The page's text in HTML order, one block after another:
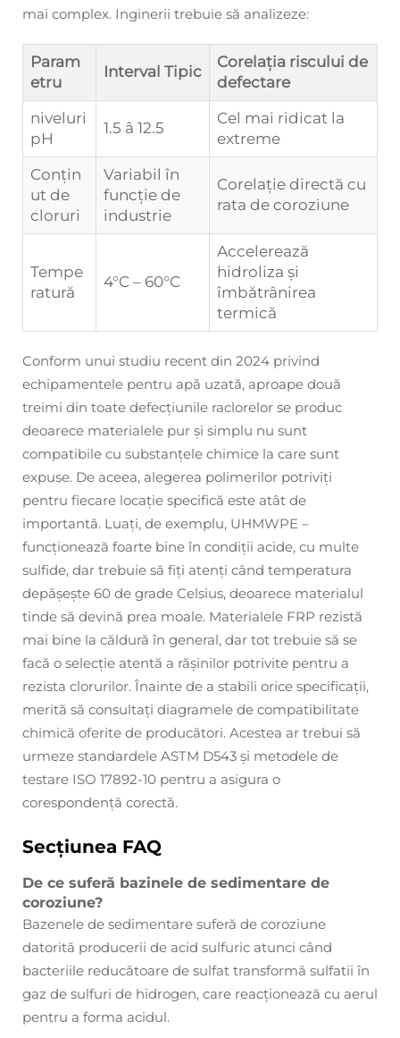
mai complex. Inginerii trebuie să analizeze:
Param
etru
Interval Tipic
Corelația riscului de
defectare
niveluri
pH
1.5 â 12.5
Cel mai ridicat la
extreme
Conţin
ut de
cloruri
Variabil în
funcție de
industrie
Corelație directă cu
rata de coroziune
Tempe
ratură
4°C – 60°C
Accelerează
hidroliza și
îmbătrânirea
termică
Conform unui studiu recent din 2024 privind
echipamentele pentru apă uzată, aproape două
treimi din toate defecțiunile raclorelor se produc
deoarece materialele pur și simplu nu sunt
compatibile cu substanțele chimice la care sunt
expuse. De aceea, alegerea polimerilor potriviți
pentru fiecare locație specifică este atât de
importantă. Luați, de exemplu, UHMWPE –
funcționează foarte bine în condiții acide, cu multe
sulfide, dar trebuie să fiți atenți când temperatura
depășește 60 de grade Celsius, deoarece materialul
tinde să devină prea moale. Materialele FRP rezistă
mai bine la căldură în general, dar tot trebuie să se
facă o selecție atentă a rășinilor potrivite pentru a
rezista clorurilor. Înainte de a stabili orice specificații,
merită să consultați diagramele de compatibilitate
chimică oferite de producători. Acestea ar trebui să
urmeze standardele ASTM D543 și metodele de
testare ISO 17892-10 pentru a asigura o
corespondență corectă.
Secțiunea FAQ
De ce suferă bazinele de sedimentare de
coroziune?
Bazenele de sedimentare suferă de coroziune
datorită producerii de acid sulfuric atunci când
bacteriile reducătoare de sulfat transformă sulfatii în
gaz de sulfuri de hidrogen, care reacționează cu aerul
pentru a forma acidul.